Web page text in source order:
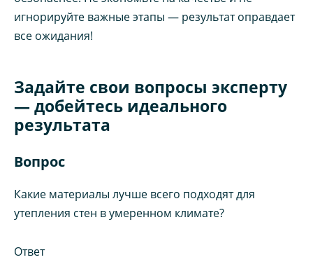
игнорируйте важные этапы — результат оправдает
все ожидания!
Задайте свои вопросы эксперту
— добейтесь идеального
результата
Вопрос
Какие материалы лучше всего подходят для
утепления стен в умеренном климате?
Ответ